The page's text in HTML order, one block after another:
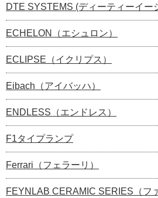
DTE SYSTEMS (ディーティーイー
ECHELON（エシュロン）
ECLIPSE（イクリプス）
Eibach（アイバッハ）
ENDLESS（エンドレス）
F1タイプランプ
Ferrari（フェラーリ）
FEYNLAB CERAMIC SERIES（フ